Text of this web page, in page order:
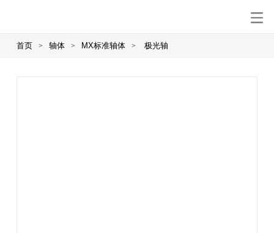
首页 > 轴体 > MX标准轴体 > 极光轴